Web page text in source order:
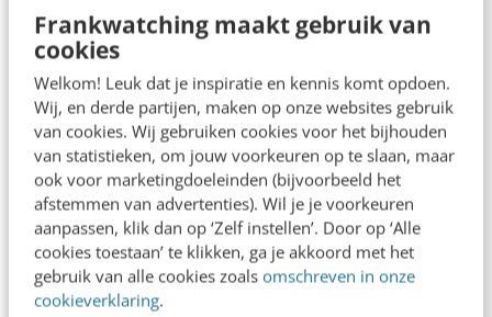
Frankwatching maakt gebruik van
cookies
Welkom! Leuk dat je inspiratie en kennis komt opdoen.
Wij, en derde partijen, maken op onze websites gebruik
van cookies. Wij gebruiken cookies voor het bijhouden
van statistieken, om jouw voorkeuren op te slaan, maar
ook voor marketingdoeleinden (bijvoorbeeld het
afstemmen van advertenties). Wil je je voorkeuren
aanpassen, klik dan op ‘Zelf instellen’. Door op ‘Alle
cookies toestaan’ te klikken, ga je akkoord met het
gebruik van alle cookies zoals omschreven in onze
cookieverklaring.
ONLINE MASTERCLASS
De nieuwe SEO- & GEO-
spelregels
In 2,5 uur van Google-first naar AI-first: zo wordt je
content beter gevonden. Schrijf je in en bekijk
direct.
Meer weten